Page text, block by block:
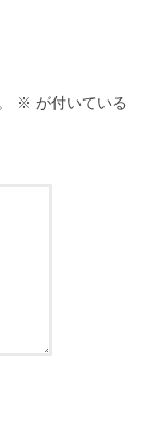
※ が付いている